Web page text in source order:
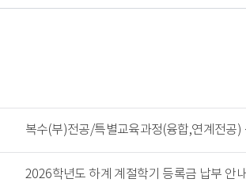
복수(부)전공/특별교육과정(융합,연계전공
2026학년도 하계 계절학기 등록금 납부 안내